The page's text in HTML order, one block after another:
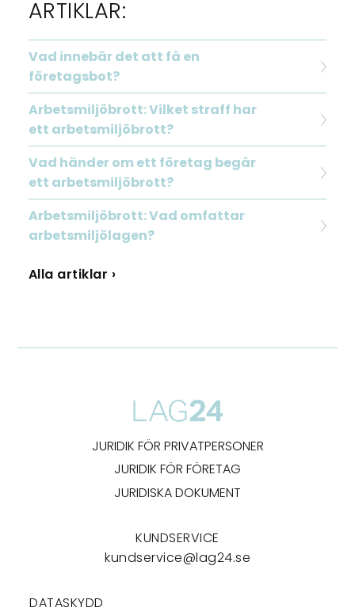
ARTIKLAR:
Vad innebär det att få en
företagsbot?
Arbetsmiljöbrott: Vilket straff har
ett arbetsmiljöbrott?
Vad händer om ett företag begår
ett arbetsmiljöbrott?
Arbetsmiljöbrott: Vad omfattar
arbetsmiljölagen?
Alla artiklar ›
JURIDIK FÖR PRIVATPERSONER
JURIDIK FÖR FÖRETAG
JURIDISKA DOKUMENT
KUNDSERVICE
kundservice@lag24.se
DATASKYDD